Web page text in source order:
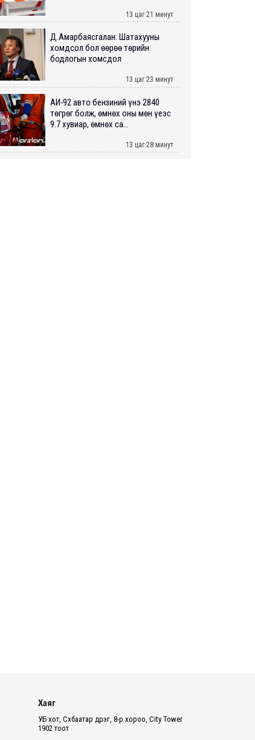
13 цаг 21 минут
Д.Амарбаясгалан: Шатахууны
хомдсол бол өөрөө төрийн
бодлогын хомсдол
13 цаг 23 минут
АИ-92 авто бензиний үнэ 2840
төгрөг болж, өмнөх оны мөн үеэс
9.7 хувиар, өмнөх са...
13 цаг 28 минут
болгох өргөдөлд 14 мянга гаруй
Хаяг
УБ хот, Сүхбаатар дүүрэг, 8-р хороо, City Tower
1902 тоот